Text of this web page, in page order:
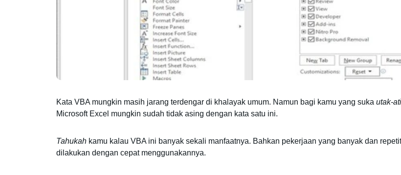
Kata VBA mungkin masih jarang terdengar di khalayak umum. Namun bagi kamu yang suka utak-
Microsoft Excel mungkin sudah tidak asing dengan kata satu ini.
Tahukah kamu kalau VBA ini banyak sekali manfaatnya. Bahkan pekerjaan yang banyak dan
dilakukan dengan cepat menggunakannya.